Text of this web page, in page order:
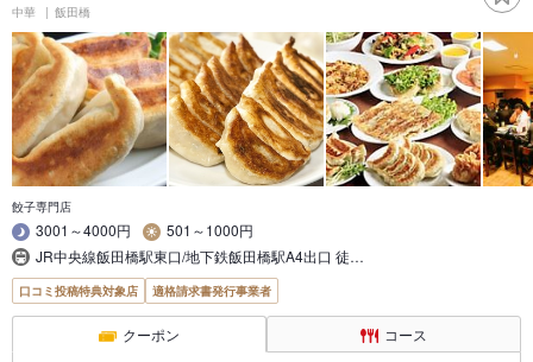
中華 飯田橋
餃子専門店
3001～4000円
501～1000円
JR中央線飯田橋駅東口/地下鉄飯田橋駅A4出口 徒…
口コミ投稿特典対象店 適格請求書発行事業者
クーポン コース